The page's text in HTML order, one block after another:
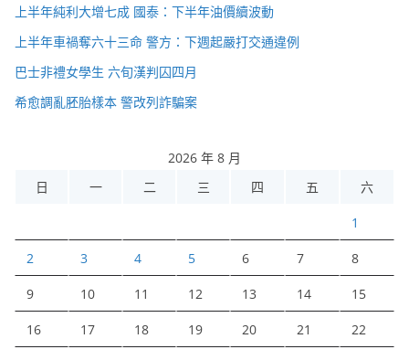
上半年純利大增七成 國泰：下半年油價續波動
上半年車禍奪六十三命 警方：下週起嚴打交通違例
巴士非禮女學生 六旬漢判囚四月
希愈調亂胚胎樣本 警改列詐騙案
2026 年 8 月
日
一 二 三 四 五 六
1
2 3 4 5 6 7 8
9 10 11 12 13 14 15
16 17 18 19 20 21 22